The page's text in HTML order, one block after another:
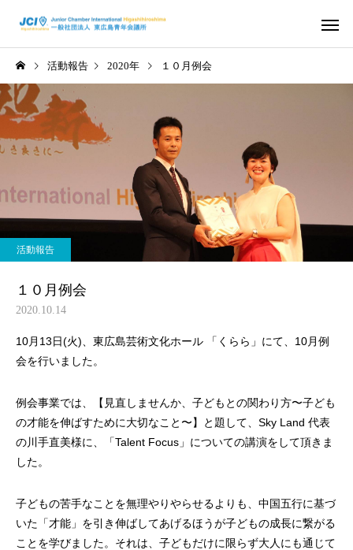
活動スケジュール
2026年
2026年度 4月例会 開催
2026年
2026年度 3月例会 開
活動報告 2020年 １０月例会
活動報告
１０月例会
2020.10.14
10月13日(火)、東広島芸術文化ホール 「くらら」にて、10月例
会を行いました。
例会事業では、【見直しませんか、子どもとの関わり方〜子ども
の才能を伸ばすために大切なこと〜】と題して、Sky Land 代表
の川手直美様に、「Talent Focus」についての講演をして頂きま
した。
子どもの苦手なことを無理やりやらせるよりも、中国五行に基づ
いた「才能」を引き伸ばしてあげるほうが子どもの成長に繋がる
ことを学びました。それは、子どもだけに限らず大人にも通じて